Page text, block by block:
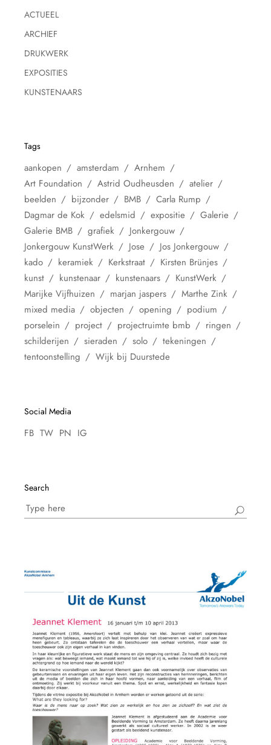
ACTUEEL
ARCHIEF
DRUKWERK
EXPOSITIES
KUNSTENAARS
Tags
aankopen amsterdam
Arnhem
Art Foundation
Astrid Oudheusden
atelier
beelden
bijzonder BMB
Carla Rump
Dagmar de Kok
edelsmid expositie
Galerie
Galerie BMB
grafiek
Jonkergouw
Jonkergouw KunstWerk
Jose
Jos Jonkergouw
kado
keramiek Kerkstraat
Kirsten Brünjes
kunst
kunstenaar kunstenaars
KunstWerk
Marijke Vijfhuizen
marjan jaspers
Marthe Zink
mixed media
objecten opening
podium
porselein
project projectruimte bmb
ringen
schilderijen
sieraden solo
tekeningen
tentoonstelling
Wijk bij Duurstede
Social Media
FB TW PN IG
Search
Search
for: